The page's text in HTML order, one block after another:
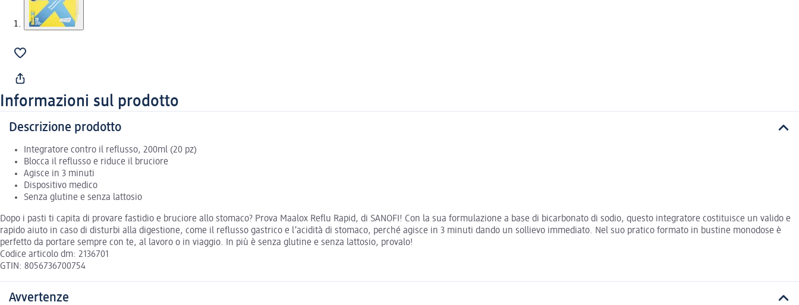
Informazioni sul prodotto
Descrizione prodotto
Integratore contro il reflusso, 200ml (20 pz)
Blocca il reflusso e riduce il bruciore
Agisce in 3 minuti
Dispositivo medico
Senza glutine e senza lattosio
Dopo i pasti ti capita di provare fastidio e bruciore allo stomaco? Prova Maalox Reflu Rapid, di SANOFI! Con la sua formulazione a base di bicarbonato di sodio, questo integratore costituisce un valido e
rapido aiuto in caso di disturbi alla digestione, come il reflusso gastrico e l’acidità di stomaco, perché agisce in 3 minuti dando un sollievo immediato. Nel suo pratico formato in bustine monodose è
perfetto da portare sempre con te, al lavoro o in viaggio. In più è senza glutine e senza lattosio, provalo!
Codice articolo dm: 2136701
GTIN: 8056736700754
Avvertenze